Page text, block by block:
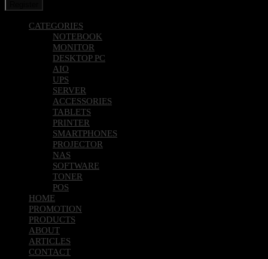
NOTEBOOK
MONITOR
DESKTOP PC
AIO
UPS
SERVER
ACCESSORIES
TABLETS
PRINTER
SMARTPHONES
PROJECTOR
NAS
SOFTWARE
TONER
POS
HOME
PROMOTION
PRODUCTS
ABOUT
ARTICLES
CONTACT
JOIN US